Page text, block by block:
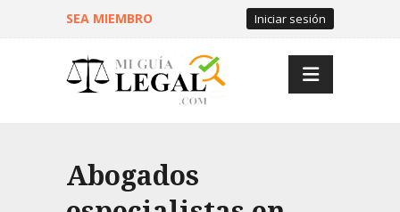
SEA MIEMBRO Iniciar sesión
Abogados